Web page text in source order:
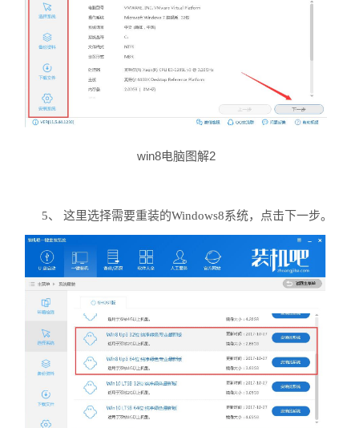
win8电脑图解2
5、 这里选择需要重装的Windows8系统，点击下一步。